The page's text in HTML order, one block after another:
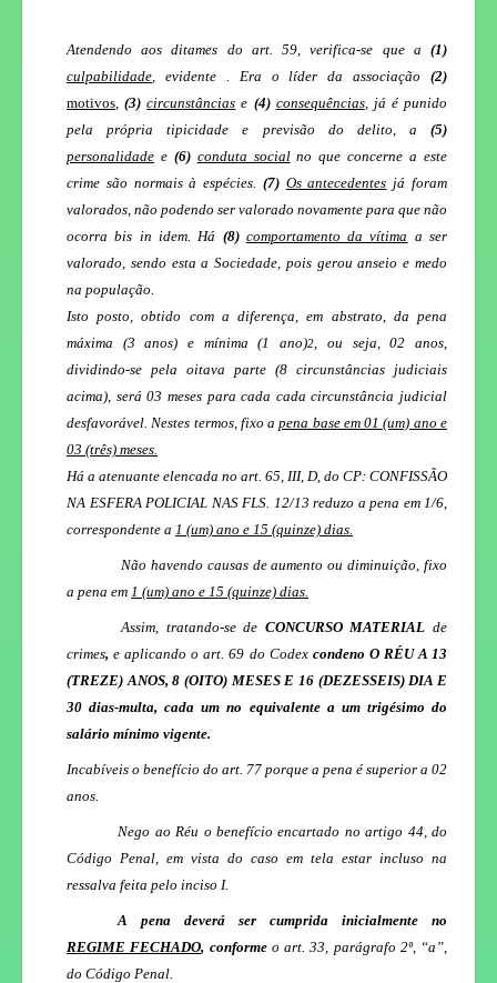
Atendendo aos ditames do art. 59, verifica-se que a (1)
culpabilidade, evidente . Era o líder da associação (2)
motivos,(3) circunstâncias e (4) consequências, já é punido
pela própria tipicidade e previsão do delito, a
(5)
personalidade e (6) conduta socialno que concerne a este
crime são normais à espécies. (7) Os antecedentes já foram
valorados, não podendo ser valorado novamente para que não
ocorra bis in idem. Há (8) comportamento da vítima a ser
valorado, sendo esta a Sociedade, pois gerou anseio e medo
na população.
Isto posto, obtido com a diferença, em abstrato, da pena
máxima (3 anos) e mínima (1 ano)2, ou seja, 02 anos,
dividindo-se pela oitava parte (8 circunstâncias judiciais
acima), será 03 meses para cada cada circunstância judicial
desfavorável.Nestes termos, fixo apena base em 01 (um) ano e
03 (três) meses.
Há a atenuante elencada no art. 65, III, D, do CP: CONFISSÃO
NA ESFERA POLICIAL NAS FLS. 12/13 reduzo a pena em 1/6,
correspondente a 1 (um) ano e 15 (quinze) dias.
Não havendo causas de aumento ou diminuição, fixo
a pena em 1 (um) ano e 15 (quinze) dias.
Assim, tratando-se de CONCURSO MATERIAL de
crimes, e aplicando o art. 69 do Codex condeno O RÉU A 13
(TREZE) ANOS, 8 (OITO) MESES E 16 (DEZESSEIS) DIA E
30dias-multa, cada um no equivalente a um trigésimo do
salário mínimo vigente.
Incabíveis o benefício do art. 77 porque a pena é superior a 02
anos.
Nego ao Réu o benefício encartado no artigo 44, do
Código Penal, em vista do caso em tela estar incluso na
ressalva feita pelo inciso I.
A pena deverá ser cumprida inicialmente no
REGIME FECHADO, conforme o art. 33, parágrafo 2º, “a”,
do Código Penal.